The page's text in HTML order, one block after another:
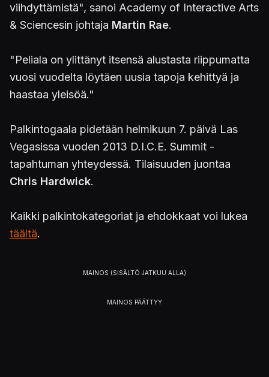
viihdyttämistä", sanoi Academy of Interactive Arts
& Sciencesin johtaja Martin Rae.
"Peliala on ylittänyt itsensä alustasta riippumatta
vuosi vuodelta löytäen uusia tapoja kehittyä ja
haastaa yleisöä."
Palkintogaala pidetään helmikuun 7. päivä Las
Vegasissa vuoden 2013 D.I.C.E. Summit -
tapahtuman yhteydessä. Tilaisuuden juontaa
Chris Hardwick.
Kaikki palkintokategoriat ja ehdokkaat voi lukea
täältä.